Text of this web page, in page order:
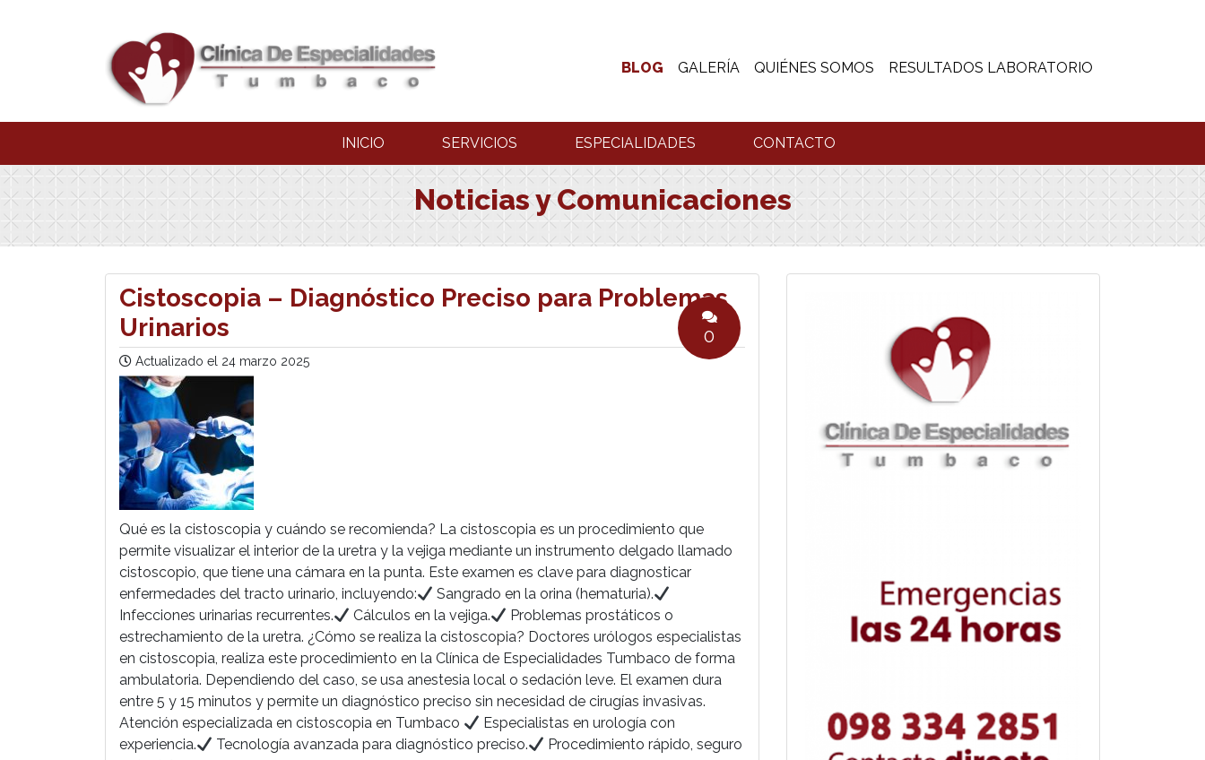
BLOG GALERÍA QUIÉNES SOMOS RESULTADOS LABORATORIO
INICIO SERVICIOS ESPECIALIDADES CONTACTO
Noticias y Comunicaciones
Cistoscopia – Diagnóstico Preciso para Problemas
Urinarios
Actualizado el 24 marzo 2025
0
Qué es la cistoscopia y cuándo se recomienda? La cistoscopia es un procedimiento que
permite visualizar el interior de la uretra y la vejiga mediante un instrumento delgado llamado
cistoscopio, que tiene una cámara en la punta. Este examen es clave para diagnosticar
enfermedades del tracto urinario, incluyendo:
Sangrado en la orina (hematuria).
Infecciones urinarias recurrentes.
Cálculos en la vejiga.
Problemas prostáticos o
estrechamiento de la uretra. ¿Cómo se realiza la cistoscopia? Doctores urólogos especialistas
en cistoscopia, realiza este procedimiento en la Clínica de Especialidades Tumbaco de forma
ambulatoria. Dependiendo del caso, se usa anestesia local o sedación leve. El examen dura
entre 5 y 15 minutos y permite un diagnóstico preciso sin necesidad de cirugías invasivas.
Atención especializada en cistoscopia en Tumbaco
Especialistas en urología con
experiencia.
Tecnología avanzada para diagnóstico preciso.
Procedimiento rápido, seguro